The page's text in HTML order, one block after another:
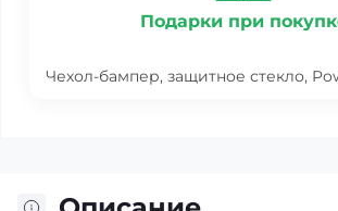
Подарки при
Чехол-бампер, защитное стекло,